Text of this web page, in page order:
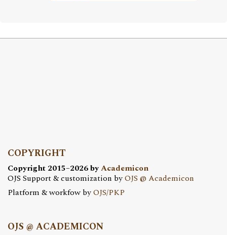
COPYRIGHT
Copyright 2015–2026 byAcademicon
OJS Support & customization byOJS @ Academicon
Platform & workfow byOJS/PKP
OJS @ ACADEMICON